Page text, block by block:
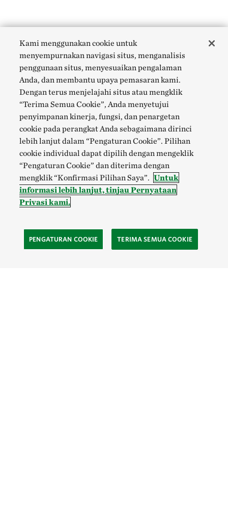
Kami menggunakan cookie untuk
menyempurnakan navigasi situs, menganalisis
penggunaan situs, menyesuaikan pengalaman
Anda, dan membantu upaya pemasaran kami.
Dengan terus menjelajahi situs atau mengklik
“Terima Semua Cookie”, Anda menyetujui
penyimpanan kinerja, fungsi, dan penargetan
cookie pada perangkat Anda sebagaimana dirinci
lebih lanjut dalam “Pengaturan Cookie”. Pilihan
cookie individual dapat dipilih dengan mengeklik
“Pengaturan Cookie” dan diterima dengan
mengklik “Konfirmasi Pilihan Saya”. Untuk
informasi lebih lanjut, tinjau Pernyataan
Privasi kami.
PENGATURAN COOKIE TERIMA SEMUA COOKIE